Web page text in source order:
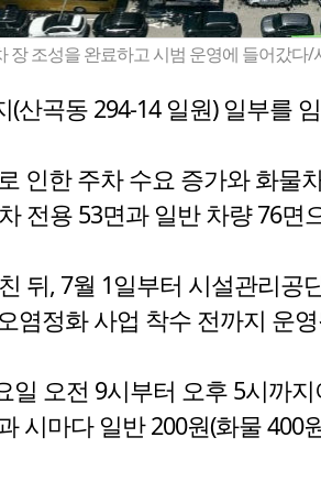
조성을 완료하고 시범 운영에 들어갔다/
산곡동 294-14 일원) 일부를
인한 주차 수요 증가와 화
전용 53면과 일반 차량 76
뒤, 7월 1일부터 시설관리
염정화 사업 착수 전까지 운
일 오전 9시부터 오후 5시까
시마다 일반 200원(화물